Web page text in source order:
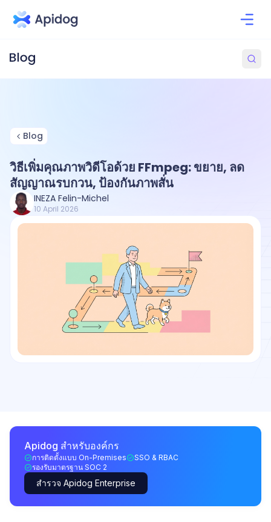
Blog
วิธีเพิ่มคุณภาพวิดีโอด้วย FFmpeg: ขยาย, ลด
สัญญาณรบกวน, ป้องกันภาพสั่น
INEZA Felin-Michel
10 April 2026
Apidog สำหรับองค์กร
การติดตั้งแบบ On-Premises
SSO & RBAC
รองรับมาตรฐาน SOC 2
สำรวจ Apidog Enterprise